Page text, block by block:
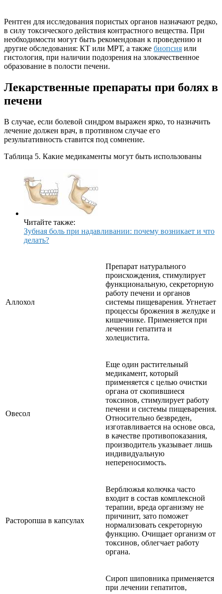
Рентген для исследования пористых органов назначают редко,
в силу токсического действия контрастного вещества. При
необходимости могут быть рекомендован к проведению и
другие обследования: КТ или МРТ, а также биопсия или
гистология, при наличии подозрения на злокачественное
образование в полости печени.
Лекарственные препараты при болях в
печени
В случае, если болевой синдром выражен ярко, то назначить
лечение должен врач, в противном случае его
результативность ставится под сомнение.
Таблица 5. Какие медикаменты могут быть использованы
Читайте также:
Зубная боль при надавливании: почему возникает и что
делать?
Аллохол
Препарат натурального
происхождения, стимулирует
функциональную, секреторную
работу печени и органов
системы пищеварения. Угнетает
процессы брожения в желудке и
кишечнике. Применяется при
лечении гепатита и
холецистита.
Овесол
Еще один растительный
медикамент, который
применяется с целью очистки
органа от скопившиеся
токсинов, стимулирует работу
печени и системы пищеварения.
Относительно безвреден,
изготавливается на основе овса,
в качестве противопоказания,
производитель указывает лишь
индивидуальную
непереносимость.
Расторопша в капсулах
Верблюжья колючка часто
входит в состав комплексной
терапии, вреда организму не
причинит, зато поможет
нормализовать секреторную
функцию. Очищает организм от
токсинов, облегчает работу
органа.
Сироп шиповника применяется
при лечении гепатитов,